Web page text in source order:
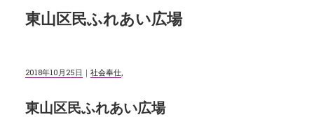
東山区民ふれあい広場
2018年10月25日 ｜ 社会奉仕,
東山区民ふれあい広場